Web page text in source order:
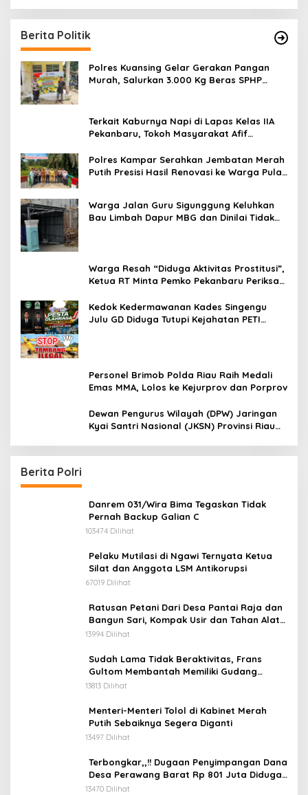
Berita Politik
Polres Kuansing Gelar Gerakan Pangan
Murah, Salurkan 3.000 Kg Beras SPHP
Terkait Kaburnya Napi di Lapas Kelas IIA
Pekanbaru, Tokoh Masyarakat Afif
Binadik Lapas Kelas IIA Pekanbaru Ridho
Juga Dicopot
Polres Kampar Serahkan Jembatan Merah
Putih Presisi Hasil Renovasi ke Warga Pulau
Warga Jalan Guru Sigunggung Keluhkan
Bau Limbah Dapur MBG dan Dinilai Tidak
Warga Resah “Diduga Aktivitas Prostitusi”,
Ketua RT Minta Pemko Pekanbaru Periksa
Jalan Tanjung Datuk
Kedok Kedermawanan Kades Singengu
Julu GD Diduga Tutupi Kejahatan PETI
Personel Brimob Polda Riau Raih Medali
Emas MMA, Lolos ke Kejurprov dan Porprov
Dewan Pengurus Wilayah (DPW) Jaringan
Kyai Santri Nasional (JKSN) Provinsi Riau
Berita Polri
Danrem 031/Wira Bima Tegaskan Tidak
Pernah Backup Galian C
103474 Dilihat
Pelaku Mutilasi di Ngawi Ternyata Ketua
Silat dan Anggota LSM Antikorupsi
67019 Dilihat
Ratusan Petani Dari Desa Pantai Raja dan
Bangun Sari, Kompak Usir dan Tahan Alat
Berat Milik Hanafi Cs.
13994 Dilihat
Sudah Lama Tidak Beraktivitas, Frans
Gultom Membantah Memiliki Gudang
Penimbunan BBM
13813 Dilihat
Menteri-Menteri Tolol di Kabinet Merah
Putih Sebaiknya Segera Diganti
13497 Dilihat
Terbongkar,,!! Dugaan Penyimpangan Dana
Desa Perawang Barat Rp 801 Juta Diduga
Tidak Jelas Penggunaannya
13470 Dilihat